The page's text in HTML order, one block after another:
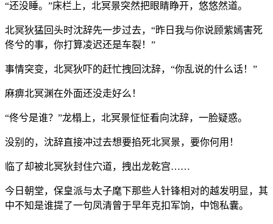
“还没睡。”床栏上，北冥景突然把眼睛睁开，悠悠然道。
北冥狄猛回头时沈辞先一步过去，“昨日我与你说顾紫嫣害死
佟兮的事，你打算凌迟还是车裂！”
事情突变，北冥狄吓的赶忙拽回沈辞，“你乱说的什么话！”
麻痹北冥渊在外面还没走好么！
“佟兮是谁？”龙榻上，北冥景怔怔看向沈辞，一脸疑惑。
没别的，沈辞直接冲过去想要掐死北冥景，要你何用！
临了却被北冥狄封住穴道，拽出龙乾宫……
今日朝堂，保皇派与太子麾下那些人针锋相对的越发明显，其
中不知是谁提了一句凤清曾于早年克扣军饷，中饱私囊。